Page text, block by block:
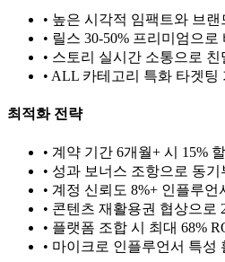
• 높은 시각적 임팩트와 브
• 릴스 30-50% 프리미엄으로
• 스토리 실시간 소통으로 친
• ALL 카테고리 특화 타겟팅
최적화 전략
• 계약 기간 6개월+ 시 15%
• 성과 보너스 조항으로 동
• 계정 신뢰도 8%+ 인플루언
• 콘텐츠 재활용권 협상으로
• 플랫폼 조합 시 최대 68%
• 마이크로 인플루언서 특성